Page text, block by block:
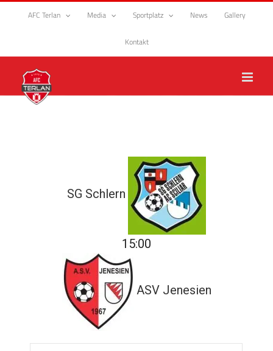
Zum
AFC Terlan Media Sportplatz News Gallery
Kontakt
SG Schlern
15:00
ASV Jenesien